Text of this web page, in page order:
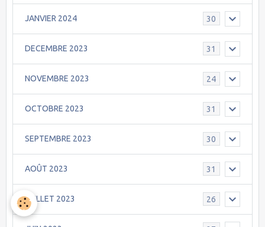
JANVIER 2024 30
DECEMBRE 2023 31
NOVEMBRE 2023 24
OCTOBRE 2023 31
SEPTEMBRE 2023 30
AOÛT 2023 31
JUILLET 2023 26